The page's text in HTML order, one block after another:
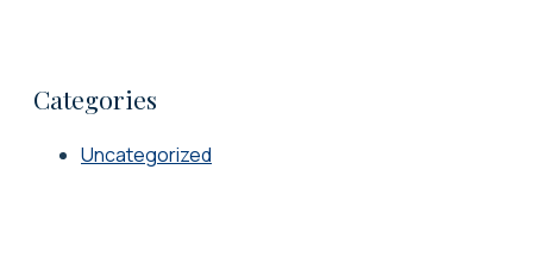
Categories
Uncategorized